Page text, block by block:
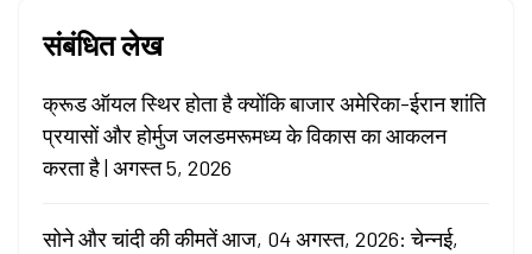
संबंधित लेख
क्रूड ऑयल स्थिर होता है क्योंकि बाजार अमेरिका-ईरान शांति
प्रयासों और होर्मुज जलडमरूमध्य के विकास का आकलन
करता है | अगस्त 5, 2026
सोने और चांदी की कीमतें आज, 04 अगस्त, 2026: चेन्नई,